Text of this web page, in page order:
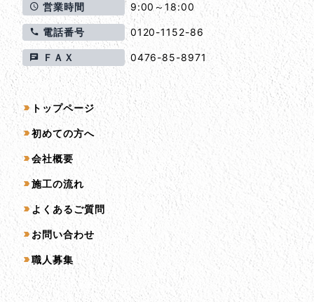
営業時間 9:00～18:00
電話番号 0120-1152-86
ＦＡＸ 0476-85-8971
サイトマップ
トップページ
初めての方へ
会社概要
施工の流れ
よくあるご質問
お問い合わせ
職人募集